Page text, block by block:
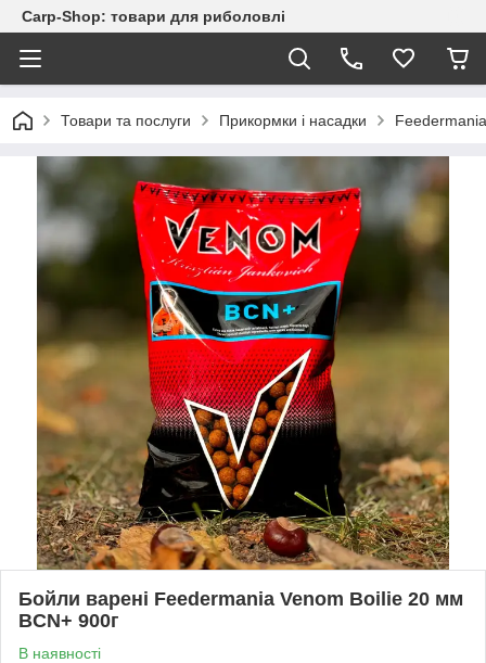
Carp-Shop: товари для риболовлі
Товари та послуги Прикормки і насадки Feedermania
Бойли варені Feedermania Venom Boilie 20 мм
BCN+ 900г
В наявності